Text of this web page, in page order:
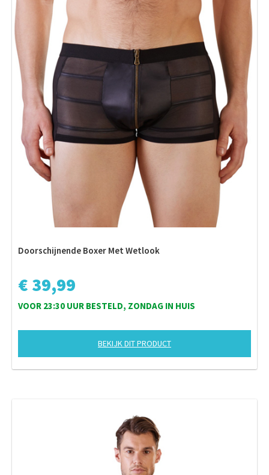
Doorschijnende Boxer Met Wetlook
€ 39,99
VOOR 23:30 UUR BESTELD, ZONDAG IN HUIS
BEKIJK DIT PRODUCT